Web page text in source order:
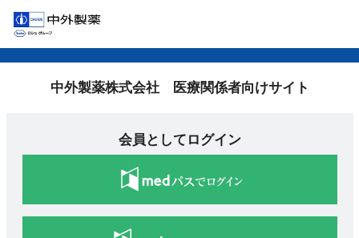
中外製薬株式会社 医療関係者向けサイト
会員としてログイン